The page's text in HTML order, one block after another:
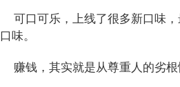
可口可乐，上线了很多新口味，
口味。
赚钱，其实就是从尊重人的劣根